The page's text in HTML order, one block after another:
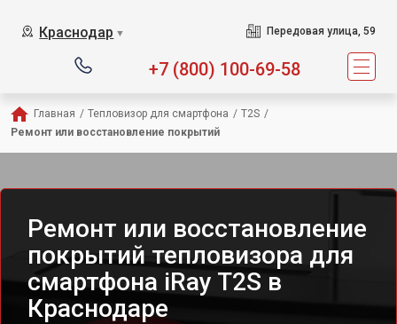
Краснодар ▼ Передовая улица, 59
+7 (800) 100-69-58
Главная / Тепловизор для смартфона / T2S /
Ремонт или восстановление покрытий
Ремонт или восстановление
покрытий тепловизора для
смартфона iRay T2S в
Краснодаре